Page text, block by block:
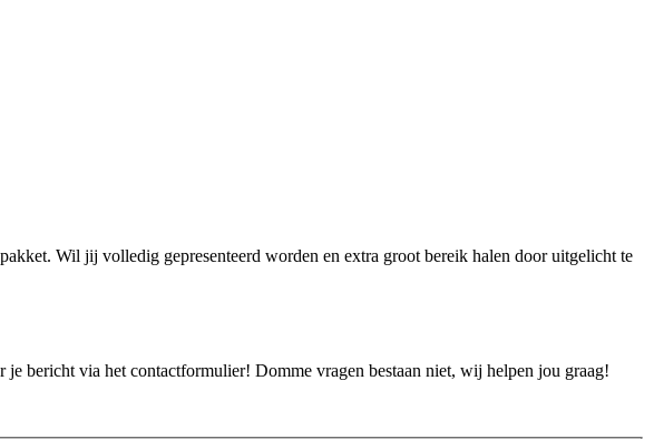
Wil jij volledig gepresenteerd worden en extra groot bereik halen door uitgelicht te
bericht via het contactformulier! Domme vragen bestaan niet, wij helpen jou graag!